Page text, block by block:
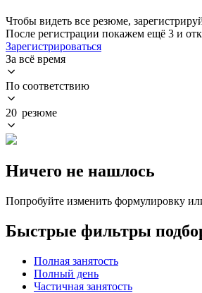
Чтобы видеть все резюме,
После регистрации покажем ещё 3 и
Зарегистрироваться
За всё время
По соответствию
20 резюме
Ничего не нашлось
Попробуйте изменить формулировку
Быстрые фильтры
Полная занятость
Полный день
Частичная занятость